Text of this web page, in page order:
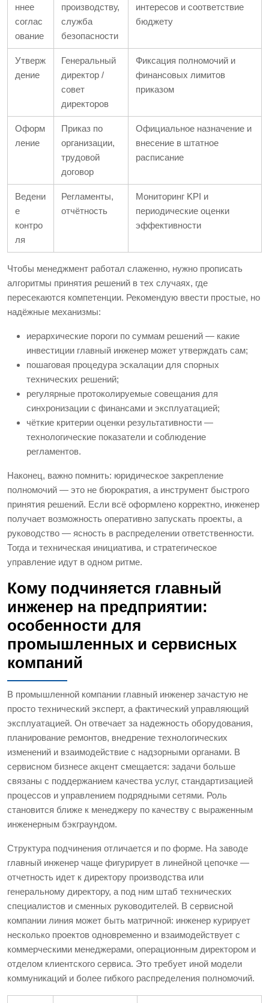
ннее
соглас
ование
производству,
служба
безопасности
интересов и соответствие
бюджету
Утверж
дение
Генеральный
директор /
совет
директоров
Фиксация полномочий и
финансовых лимитов
приказом
Оформ
ление
Приказ по
организации,
трудовой
договор
Официальное назначение и
внесение в штатное
расписание
Ведени
е
контро
ля
Регламенты,
отчётность
Мониторинг KPI и
периодические оценки
эффективности
Чтобы менеджмент работал слаженно, нужно прописать
алгоритмы принятия решений в тех случаях, где
пересекаются компетенции. Рекомендую ввести простые, но
надёжные механизмы:
иерархические пороги по суммам решений — какие
инвестиции главный инженер может утверждать сам;
пошаговая процедура эскалации для спорных
технических решений;
регулярные протоколируемые совещания для
синхронизации с финансами и эксплуатацией;
чёткие критерии оценки результативности —
технологические показатели и соблюдение
регламентов.
Наконец, важно помнить: юридическое закрепление
полномочий — это не бюрократия, а инструмент быстрого
принятия решений. Если всё оформлено корректно, инженер
получает возможность оперативно запускать проекты, а
руководство — ясность в распределении ответственности.
Тогда и техническая инициатива, и стратегическое
управление идут в одном ритме.
Кому подчиняется главный
инженер на предприятии:
особенности для
промышленных и сервисных
компаний
В промышленной компании главный инженер зачастую не
просто технический эксперт, а фактический управляющий
эксплуатацией. Он отвечает за надежность оборудования,
планирование ремонтов, внедрение технологических
изменений и взаимодействие с надзорными органами. В
сервисном бизнесе акцент смещается: задачи больше
связаны с поддержанием качества услуг, стандартизацией
процессов и управлением подрядными сетями. Роль
становится ближе к менеджеру по качеству с выраженным
инженерным бэкграундом.
Структура подчинения отличается и по форме. На заводе
главный инженер чаще фигурирует в линейной цепочке —
отчетность идет к директору производства или
генеральному директору, а под ним штаб технических
специалистов и сменных руководителей. В сервисной
компании линия может быть матричной: инженер курирует
несколько проектов одновременно и взаимодействует с
коммерческими менеджерами, операционным директором и
отделом клиентского сервиса. Это требует иной модели
коммуникаций и более гибкого распределения полномочий.